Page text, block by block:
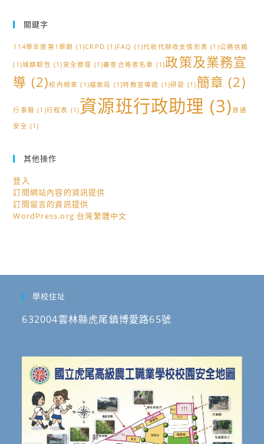
關鍵字
114學年度第1學期 (1)CRPD (1)FAQ (1)代收代辦收支情形表 (1)公務信箱
(1)城鎮韌性 (1)安全管理 (1)審查合格者名單 (1)政策及業務宣
導 (2)校內規章 (1)檔案局 (1)特教宣導週 (1)研習 (1) 簡章 (2)
行事曆 (1)行程表 (1)資源班行政助理 (3)資通
安全 (1)
其他操作
登入
訂閱網站內容的資訊提供
訂閱留言的資訊提供
WordPress.org 台灣繁體中文
學校住址
632004雲林縣虎尾鎮博愛路65號